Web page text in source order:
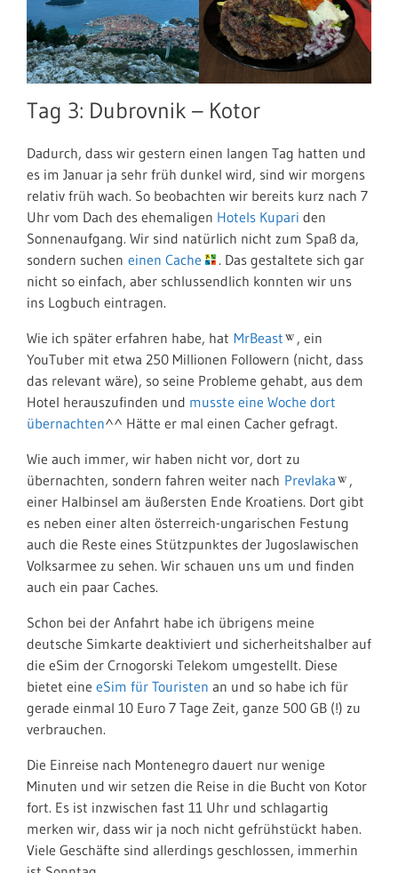
Tag 3: Dubrovnik – Kotor
Dadurch, dass wir gestern einen langen Tag hatten und
es im Januar ja sehr früh dunkel wird, sind wir morgens
relativ früh wach. So beobachten wir bereits kurz nach 7
Uhr vom Dach des ehemaligen Hotels Kupari den
Sonnenaufgang. Wir sind natürlich nicht zum Spaß da,
sondern suchen einen Cache
. Das gestaltete sich gar
nicht so einfach, aber schlussendlich konnten wir uns
ins Logbuch eintragen.
Wie ich später erfahren habe, hat MrBeast
, ein
YouTuber mit etwa 250 Millionen Followern (nicht, dass
das relevant wäre), so seine Probleme gehabt, aus dem
Hotel herauszufinden und musste eine Woche dort
übernachten^^ Hätte er mal einen Cacher gefragt.
Wie auch immer, wir haben nicht vor, dort zu
übernachten, sondern fahren weiter nach Prevlaka
,
einer Halbinsel am äußersten Ende Kroatiens. Dort gibt
es neben einer alten österreich-ungarischen Festung
auch die Reste eines Stützpunktes der Jugoslawischen
Volksarmee zu sehen. Wir schauen uns um und finden
auch ein paar Caches.
Schon bei der Anfahrt habe ich übrigens meine
deutsche Simkarte deaktiviert und sicherheitshalber auf
die eSim der Crnogorski Telekom umgestellt. Diese
bietet eine eSim für Touristen an und so habe ich für
gerade einmal 10 Euro 7 Tage Zeit, ganze 500 GB (!) zu
verbrauchen.
Die Einreise nach Montenegro dauert nur wenige
Minuten und wir setzen die Reise in die Bucht von Kotor
fort. Es ist inzwischen fast 11 Uhr und schlagartig
merken wir, dass wir ja noch nicht gefrühstückt haben.
Viele Geschäfte sind allerdings geschlossen, immerhin